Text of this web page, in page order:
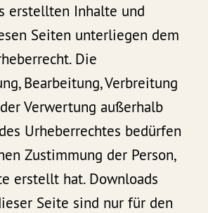
erstellten Inhalte und
Seiten unterliegen dem
Die
Bearbeitung, Verbreitung
Verwertung außerhalb
Urheberrechtes bedürfen
Zustimmung der Person,
erstellt hat. Downloads
Seite sind nur für den